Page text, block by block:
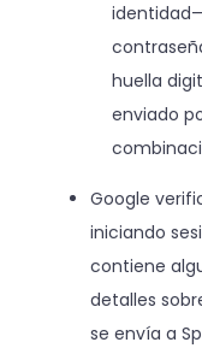
huella
enviado
Google
iniciando
contiene
detalles
se envía a